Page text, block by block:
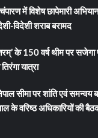
में विशेष छापेमारी
विदेशी शराब बरामद
के 150 वर्ष थीम पर सजेगा
यात्रा
सीमा पर शांति एवं
के वरिष्ठ अधिकारियों की